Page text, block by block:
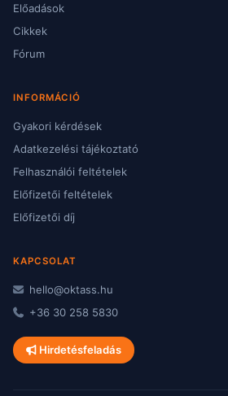
Előadások
Cikkek
Fórum
INFORMÁCIÓ
Gyakori kérdések
Adatkezelési tájékoztató
Felhasználói feltételek
Előfizetői feltételek
Előfizetői díj
KAPCSOLAT
hello@oktass.hu
+36 30 258 5830
Hirdetésfeladás